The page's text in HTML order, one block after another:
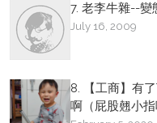
7. 老李牛雜--變
July 16, 2009
8. 【工商】有
啊（屁股翹小指